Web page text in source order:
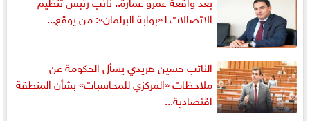
الاتصالات لـ«بوابة البرلمان»: من يوقع...
النائب حسين هريدي يسأل الحكومة عن
ملاحظات «المركزي للمحاسبات» بشأن المنطقة
اقتصادية...